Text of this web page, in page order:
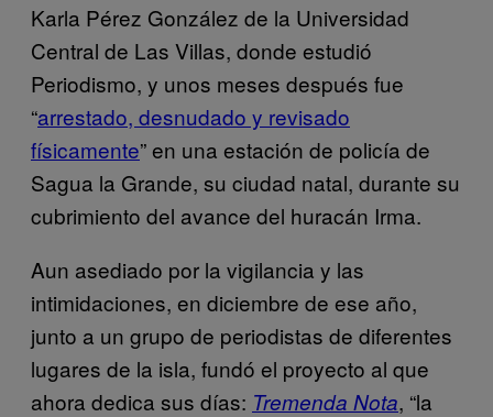
Karla Pérez González de la Universidad
Central de Las Villas, donde estudió
Periodismo, y unos meses después fue
“arrestado, desnudado y revisado
físicamente” en una estación de policía de
Sagua la Grande, su ciudad natal, durante su
cubrimiento del avance del huracán Irma.
Aun asediado por la vigilancia y las
intimidaciones, en diciembre de ese año,
junto a un grupo de periodistas de diferentes
lugares de la isla, fundó el proyecto al que
ahora dedica sus días: Tremenda Nota, “la